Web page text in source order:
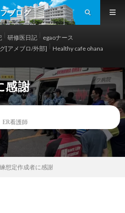
ブログ
研修医日記
egaoナース
[アメブロ/外部]
Healthy cafe ohana
感謝
ER看護師
想定作成者に感謝